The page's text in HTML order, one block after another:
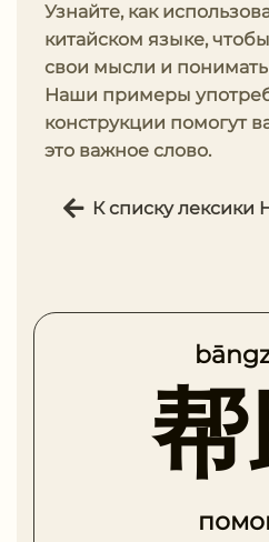
Узнайте, как
китайском языке,
свои мысли и
Наши примеры
конструкции помогут
это важное слово.
К списку лексики